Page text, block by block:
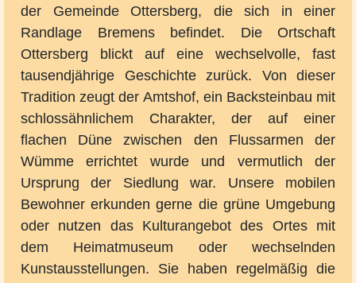
der Gemeinde Ottersberg, die sich in einer
Randlage Bremens befindet. Die Ortschaft
Ottersberg blickt auf eine wechselvolle, fast
tausendjährige Geschichte zurück. Von dieser
Tradition zeugt der Amtshof, ein Backsteinbau mit
schlossähnlichem Charakter, der auf einer
flachen Düne zwischen den Flussarmen der
Wümme errichtet wurde und vermutlich der
Ursprung der Siedlung war. Unsere mobilen
Bewohner erkunden gerne die grüne Umgebung
oder nutzen das Kulturangebot des Ortes mit
dem Heimatmuseum oder wechselnden
Kunstausstellungen. Sie haben regelmäßig die